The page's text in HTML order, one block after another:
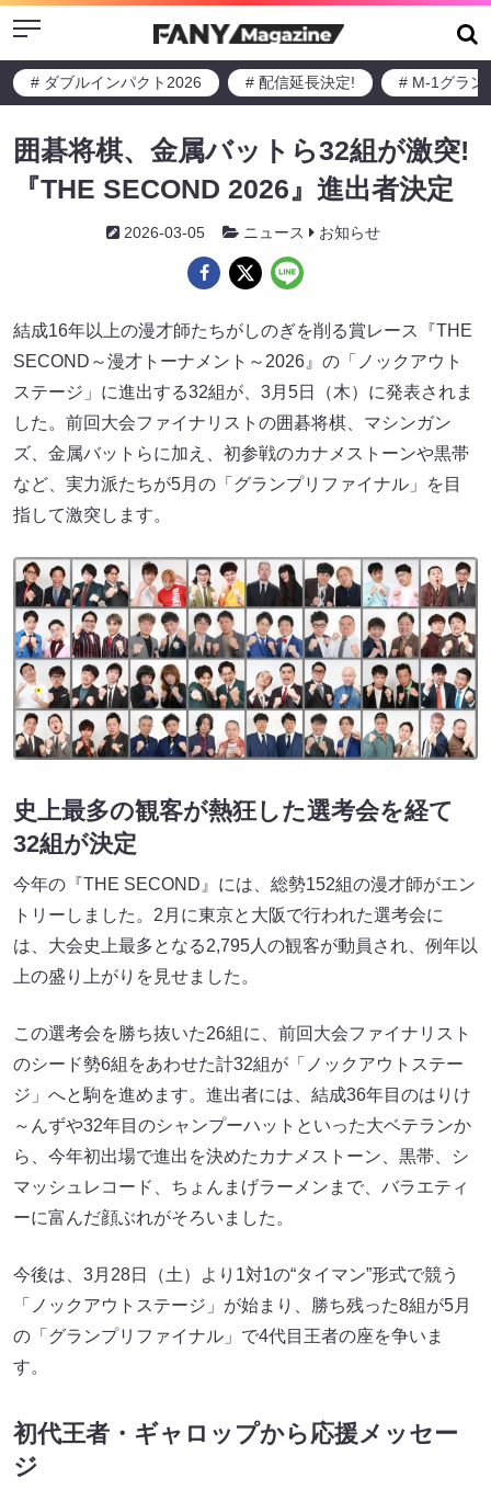
Menu
# ダブルインパクト2026 # 配信延長決定! # M-1グラン
囲碁将棋、金属バットら32組が激突!
『THE SECOND 2026』進出者決定
2026-03-05 ニュース お知らせ
結成16年以上の漫才師たちがしのぎを削る賞レース『THE
SECOND～漫才トーナメント～2026』の「ノックアウト
ステージ」に進出する32組が、3月5日（木）に発表されま
した。前回大会ファイナリストの囲碁将棋、マシンガン
ズ、金属バットらに加え、初参戦のカナメストーンや黒帯
など、実力派たちが5月の「グランプリファイナル」を目
指して激突します。
史上最多の観客が熱狂した選考会を経て
32組が決定
今年の『THE SECOND』には、総勢152組の漫才師がエン
トリーしました。2月に東京と大阪で行われた選考会に
は、大会史上最多となる2,795人の観客が動員され、例年以
上の盛り上がりを見せました。
この選考会を勝ち抜いた26組に、前回大会ファイナリスト
のシード勢6組をあわせた計32組が「ノックアウトステー
ジ」へと駒を進めます。進出者には、結成36年目のはりけ
～んずや32年目のシャンプーハットといった大ベテランか
ら、今年初出場で進出を決めたカナメストーン、黒帯、シ
マッシュレコード、ちょんまげラーメンまで、バラエティ
ーに富んだ顔ぶれがそろいました。
今後は、3月28日（土）より1対1の“タイマン”形式で競う
「ノックアウトステージ」が始まり、勝ち残った8組が5月
の「グランプリファイナル」で4代目王者の座を争いま
す。
初代王者・ギャロップから応援メッセー
ジ